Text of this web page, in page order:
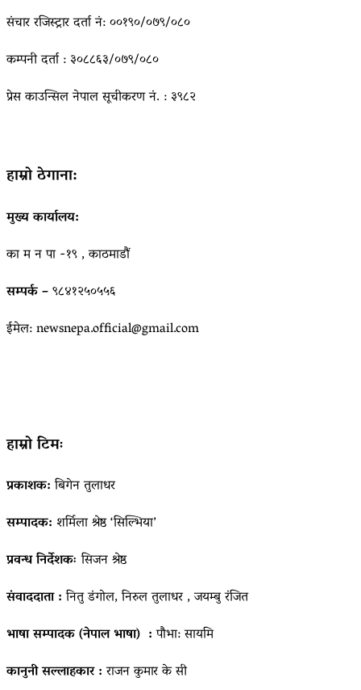
संचार रजिस्ट्रार दर्ता नं: ००१९०/०७९/०८०
कम्पनी दर्ता : ३०८८६३/०७९/०८०
प्रेस काउन्सिल नेपाल सूचीकरण नं. : ३९८२
हाम्रो ठेगाना:
मुख्य कार्यालय:
का म न पा -१९ , काठमाडौं
सम्पर्क –९८४१२५०५५६
ईमेल: newsnepa.official@gmail.com
हाम्रो टिमः
प्रकाशक:बिगेन तुलाधर
सम्पादक: शर्मिला श्रेष्ठ ‘सिल्भिया’
प्रवन्ध निर्देशकःसिजन श्रेष्ठ
संवाददाता :नितु डंगोल, निरुल तुलाधर , जयम्बु रंजित
भाषा सम्पादक (नेपाल भाषा) :पौभा: सायमि
कानुनी सल्लाहकार :राजन कुमार के सी